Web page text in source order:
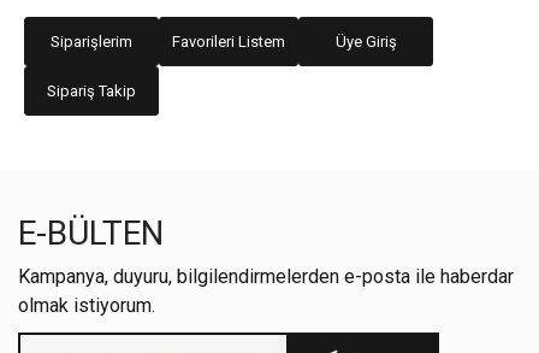
Siparişlerim Favorileri Listem Üye Giriş
Sipariş Takip
E-BÜLTEN
Kampanya, duyuru, bilgilendirmelerden e-posta ile haberdar
olmak istiyorum.